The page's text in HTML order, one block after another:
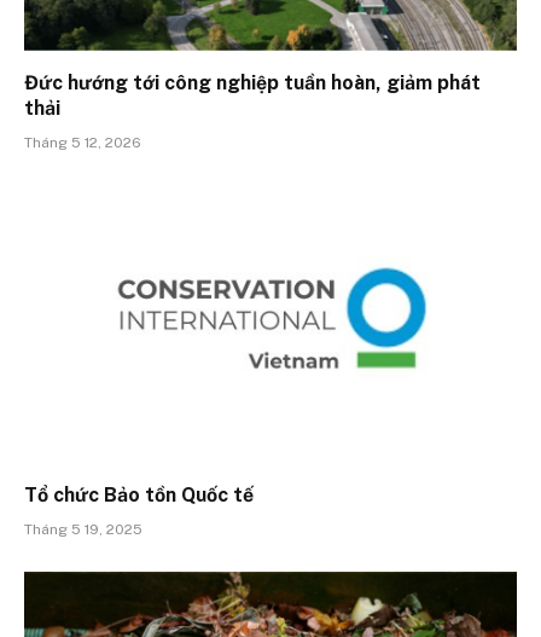
Đức hướng tới công nghiệp tuần hoàn, giảm phát
thải
Tháng 5 12, 2026
Tổ chức Bảo tồn Quốc tế
Tháng 5 19, 2025